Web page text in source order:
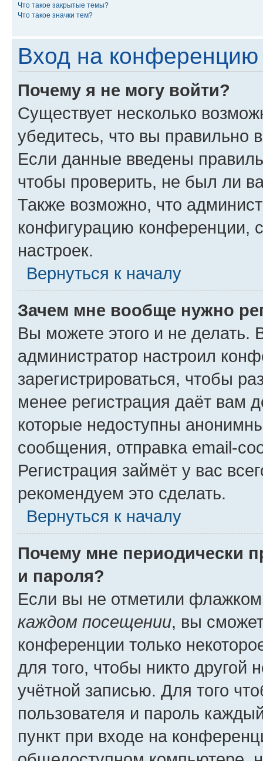
Что такое закрытые темы?
Что такое значки тем?
Вход на конференцию
Почему я не могу войти?
Существует несколько
убедитесь, что вы правильно
Если данные введены
чтобы проверить, не был ли
Также возможно, что
конфигурацию конференции,
настроек.
Вернуться к началу
Зачем мне вообще нужно
Вы можете этого и не делать.
администратор настроил
зарегистрироваться, чтобы
менее регистрация даёт вам
которые недоступны
сообщения, отправка email-
Регистрация займёт у вас
рекомендуем это сделать.
Вернуться к началу
Почему мне периодически
и пароля?
Если вы не отметили
каждом посещении, вы
конференции только
для того, чтобы никто другой
учётной записью. Для того
пользователя и пароль
пункт при входе на